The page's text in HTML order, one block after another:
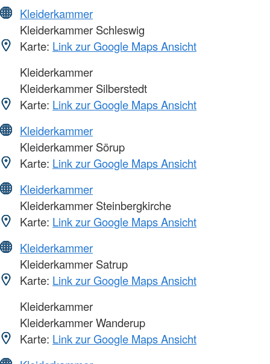
Kleiderkammer
Kleiderkammer Schleswig
Karte: Link zur Google Maps Ansicht
Kleiderkammer
Kleiderkammer Silberstedt
Karte: Link zur Google Maps Ansicht
Kleiderkammer
Kleiderkammer Sörup
Karte: Link zur Google Maps Ansicht
Kleiderkammer
Kleiderkammer Steinbergkirche
Karte: Link zur Google Maps Ansicht
Kleiderkammer
Kleiderkammer Satrup
Karte: Link zur Google Maps Ansicht
Kleiderkammer
Kleiderkammer Wanderup
Karte: Link zur Google Maps Ansicht